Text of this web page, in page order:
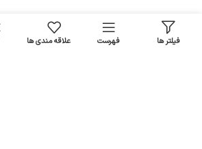
خودروها
فیلتر ها فهرست علاقه مندی ها